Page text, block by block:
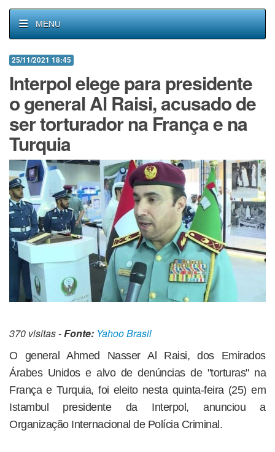
MENU
25/11/2021 18:45
Interpol elege para presidente
o general Al Raisi, acusado de
ser torturador na França e na
Turquia
370 visitas -Fonte: Yahoo Brasil
O general Ahmed Nasser Al Raisi, dos Emirados
Árabes Unidos e alvo de denúncias de "torturas" na
França e Turquia, foi eleito nesta quinta-feira (25) em
Istambul presidente da Interpol, anunciou a
Organização Internacional de Polícia Criminal.